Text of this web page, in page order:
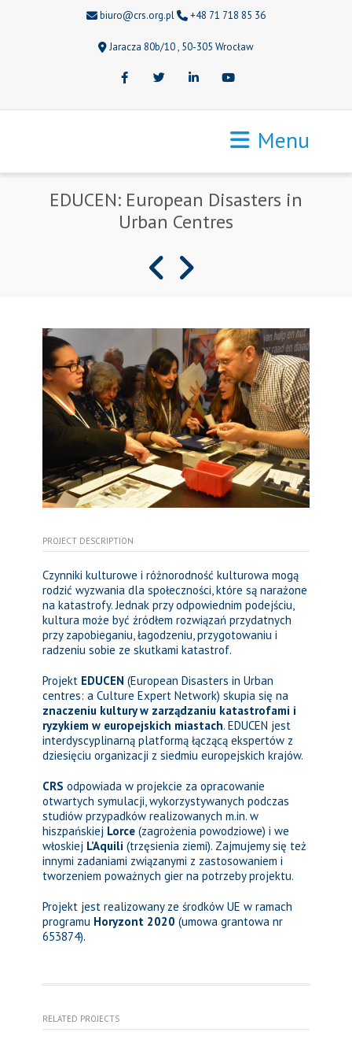
biuro@crs.org.pl +48 71 718 85 36
Jaracza 80b/10 , 50-305 Wrocław
FacebookTwitter LinkedInYoutube
Menu
EDUCEN: European Disasters in
Urban Centres
PROJECT DESCRIPTION
Czynniki kulturowe i różnorodność kulturowa mogą
rodzić wyzwania dla społeczności, które są narażone
na katastrofy. Jednak przy odpowiednim podejściu,
kultura może być źródłem rozwiązań przydatnych
przy zapobieganiu, łagodzeniu, przygotowaniu i
radzeniu sobie ze skutkami katastrof.
Projekt EDUCEN (European Disasters in Urban
centres: a Culture Expert Network) skupia się na
znaczeniu kultury w zarządzaniu katastrofami i
ryzykiem w europejskich miastach. EDUCEN jest
interdyscyplinarną platformą łączącą ekspertów z
dziesięciu organizacji z siedmiu europejskich krajów.
CRS odpowiada w projekcie za opracowanie
otwartych symulacji, wykorzystywanych podczas
studiów przypadków realizowanych m.in. w
hiszpańskiej Lorce (zagrożenia powodziowe) i we
włoskiej L’Aquili (trzęsienia ziemi). Zajmujemy się też
innymi zadaniami związanymi z zastosowaniem i
tworzeniem poważnych gier na potrzeby projektu.
Projekt jest realizowany ze środków UE w ramach
programu Horyzont 2020 (umowa grantowa nr
653874).
RELATED PROJECTS